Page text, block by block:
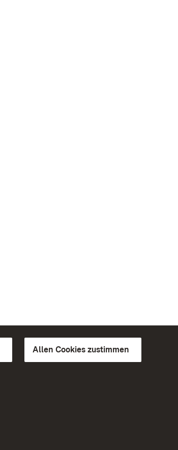
Allen Cookies zustimmen